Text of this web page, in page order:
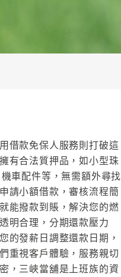
借款免保人服務則打破這
有合法質押品，如小型珠
車配件等，無需額外尋找
請小額借款，審核流程簡
能撥款到賬，解決您的燃
明合理，分期還款壓力
的發薪日調整還款日期，
重視客戶體驗，服務親切
，三峽當舖是上班族的資